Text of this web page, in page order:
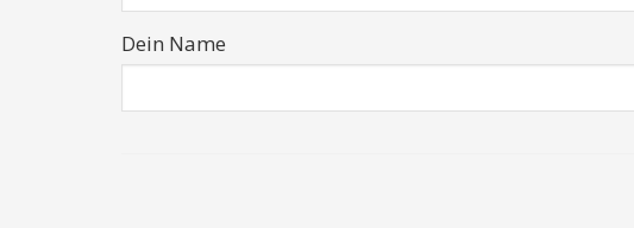
Dein Name